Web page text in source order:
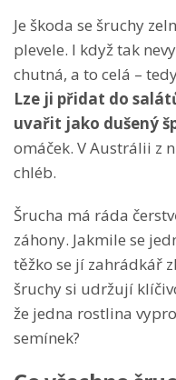
Je škoda se šruchy
plevele. I když tak
chutná, a to celá –
Lze ji přidat do
uvařit jako dušený
omáček. V Austrálii z
chléb.
Šrucha má ráda
záhony. Jakmile se
těžko se jí zahrádkář
šruchy si udržují
že jedna rostlina
semínek?